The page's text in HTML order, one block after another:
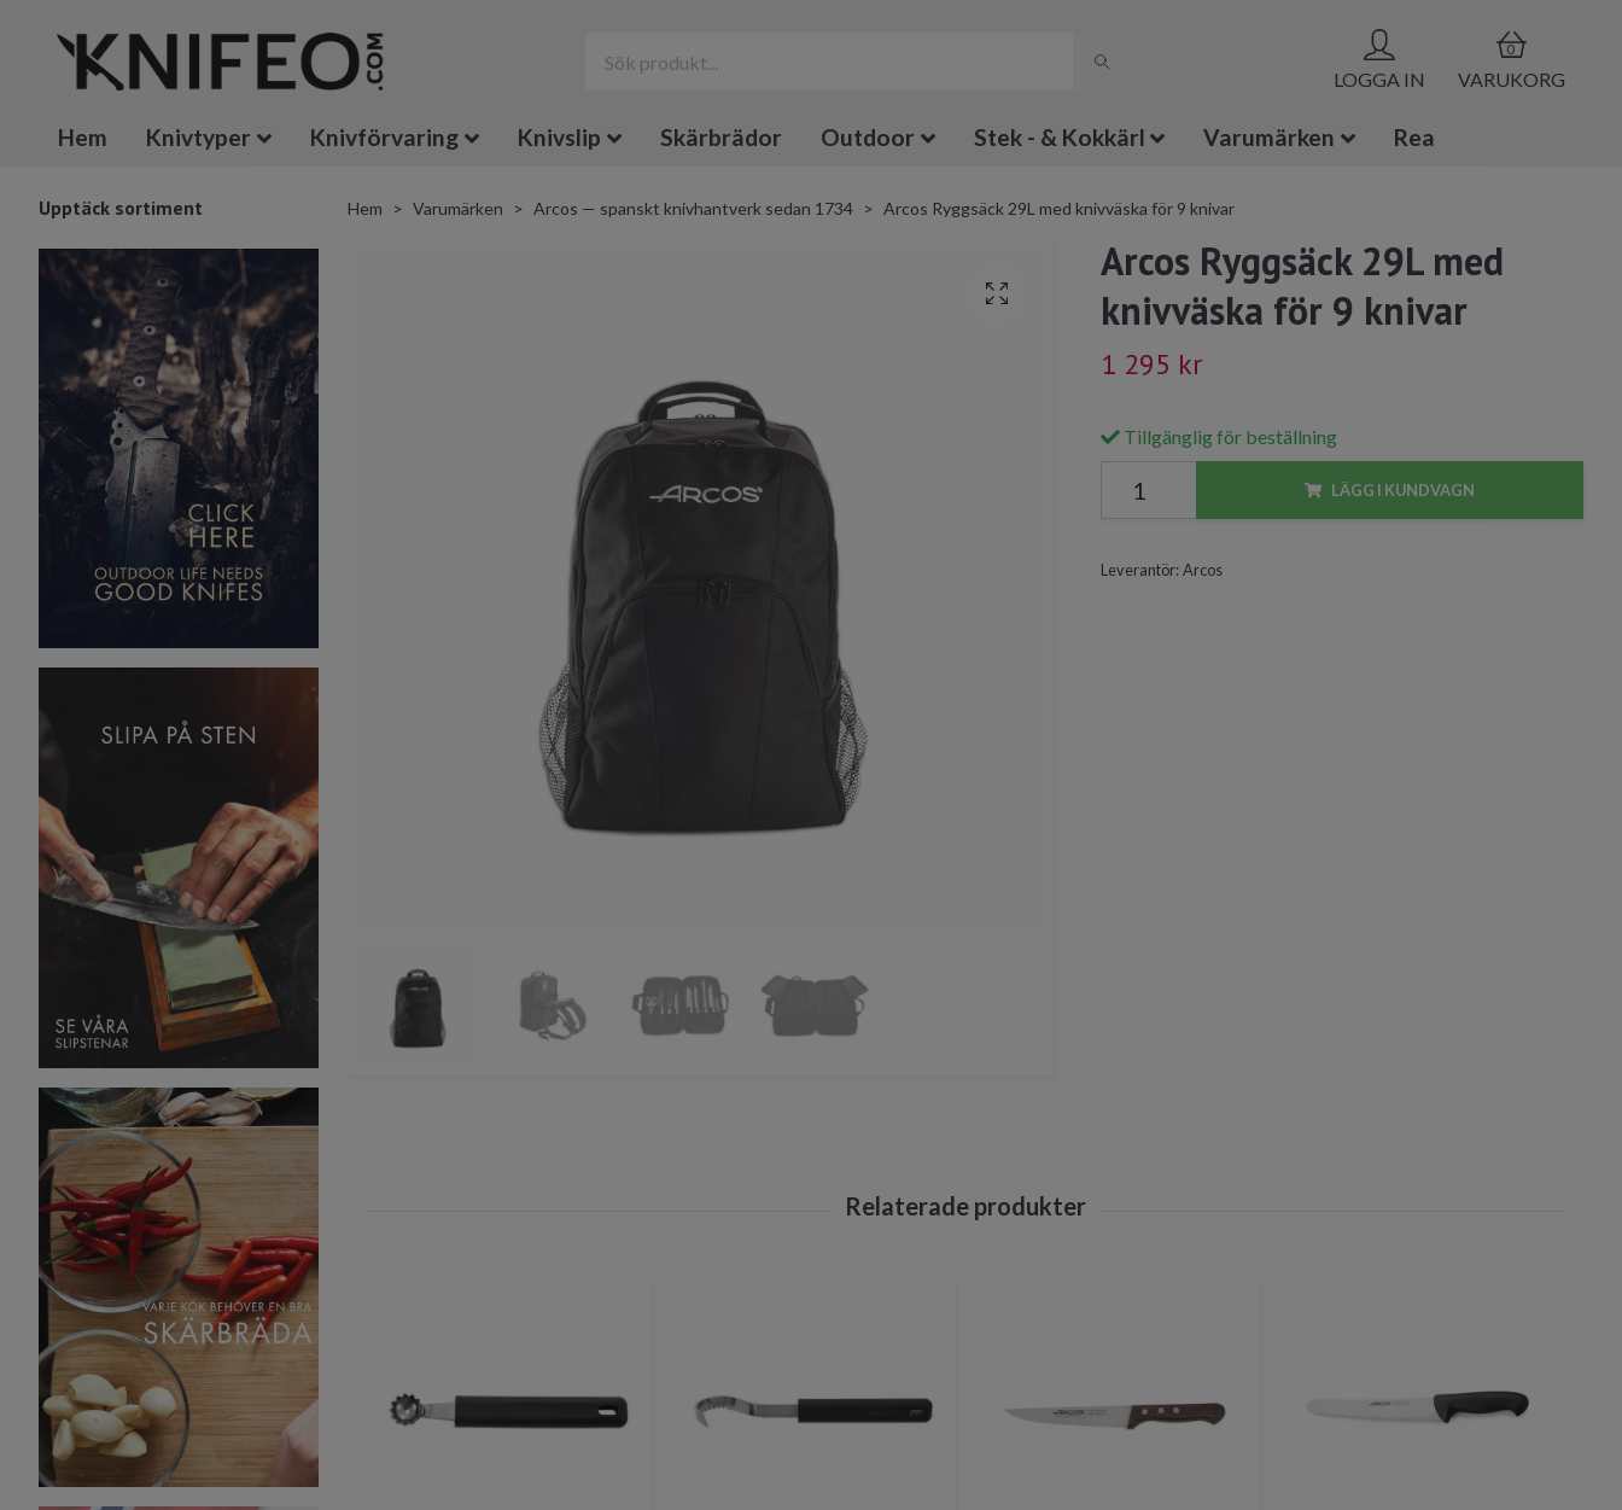
LOGGA IN
0
VARUKORG
Hem Knivtyper Knivförvaring Knivslip Skärbrädor Outdoor Stek - & Kokkärl Varumärken Rea
Upptäck sortiment Hem Varumärken Arcos — spanskt knivhantverk sedan 1734 Arcos Ryggsäck 29L med knivväska för 9 knivar
Arcos Ryggsäck 29L med
knivväska för 9 knivar
1 295 kr
Tillgänglig för beställning
LÄGG I KUNDVAGN
Leverantör:Arcos